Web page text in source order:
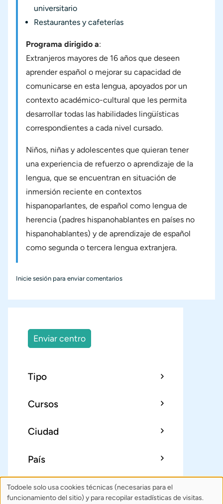
universitario
Restaurantes y cafeterías
Programa dirigido a:
Extranjeros mayores de 16 años que deseen
aprender español o mejorar su capacidad de
comunicarse en esta lengua, apoyados por un
contexto académico-cultural que les permita
desarrollar todas las habilidades lingüísticas
correspondientes a cada nivel cursado.
Niños, niñas y adolescentes que quieran tener
una experiencia de refuerzo o aprendizaje de la
lengua, que se encuentran en situación de
inmersión reciente en contextos
hispanoparlantes, de español como lengua de
herencia (padres hispanohablantes en países no
hispanohablantes) y de aprendizaje de español
como segunda o tercera lengua extranjera.
Inicie sesión para enviar comentarios
Enviar centro
Tipo
Cursos
Ciudad
País
Sobre TodoeleÍndice Publica
Uso
Todoele solo usa cookies técnicas (necesarias para el
funcionamiento del sitio) y para recopilar estadísticas de visitas.